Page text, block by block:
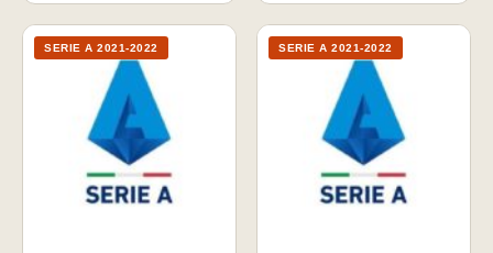
SERIE A 2021-2022 SERIE A 2021-2022